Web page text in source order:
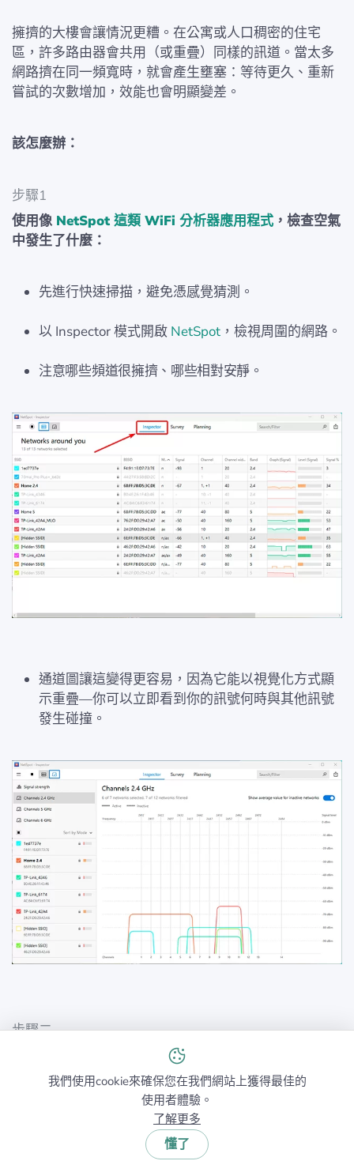
擁擠的大樓會讓情況更糟。在公寓或人口稠密的住宅
區，許多路由器會共用（或重疊）同樣的訊道。當太多
網路擠在同一頻寬時，就會產生壅塞：等待更久、重新
嘗試的次數增加，效能也會明顯變差。
該怎麼辦：
步驟1
使用像 NetSpot 這類 WiFi 分析器應用程式 ，檢查空氣
中發生了什麼：
先進行快速掃描，避免憑感覺猜測。
以 Inspector 模式開啟 NetSpot ，檢視周圍的網路。
注意哪些頻道很擁擠、哪些相對安靜。
通道圖讓這變得更容易，因為它能以視覺化方式顯
示重疊—你可以立即看到你的訊號何時與其他訊號
發生碰撞。
步驟二
（或“最不糟糕”的那個）
最佳情況下：你切換到一個沒有重疊的頻道，干擾會立
刻減少。如果每個頻道都很忙碌，不要隨便選一個。請
選擇一個完全重疊的頻道，而不是部分重疊。完全重疊
我們使用cookie來確保您在我們網站上獲得最佳的
使用者體驗。
了解更多
懂了